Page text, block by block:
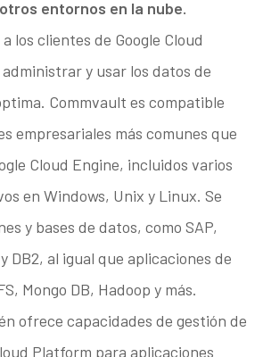
entornos en la nube.
los clientes de Google Cloud
y usar los datos de
Commvault es compatible
empresariales más comunes que
Cloud Engine, incluidos varios
en Windows, Unix y Linux. Se
y bases de datos, como SAP,
DB2, al igual que aplicaciones de
Mongo DB, Hadoop y más.
ofrece capacidades de gestión de
Platform para aplicaciones